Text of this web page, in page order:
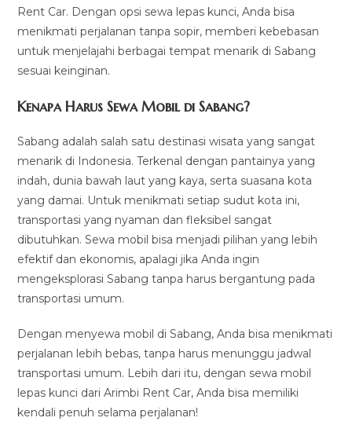
Rent Car. Dengan opsi sewa lepas kunci, Anda bisa
menikmati perjalanan tanpa sopir, memberi kebebasan
untuk menjelajahi berbagai tempat menarik di Sabang
sesuai keinginan.
Kenapa Harus Sewa Mobil di Sabang?
Sabang adalah salah satu destinasi wisata yang sangat
menarik di Indonesia. Terkenal dengan pantainya yang
indah, dunia bawah laut yang kaya, serta suasana kota
yang damai. Untuk menikmati setiap sudut kota ini,
transportasi yang nyaman dan fleksibel sangat
dibutuhkan. Sewa mobil bisa menjadi pilihan yang lebih
efektif dan ekonomis, apalagi jika Anda ingin
mengeksplorasi Sabang tanpa harus bergantung pada
transportasi umum.
Dengan menyewa mobil di Sabang, Anda bisa menikmati
perjalanan lebih bebas, tanpa harus menunggu jadwal
transportasi umum. Lebih dari itu, dengan sewa mobil
lepas kunci dari Arimbi Rent Car, Anda bisa memiliki
kendali penuh selama perjalanan!